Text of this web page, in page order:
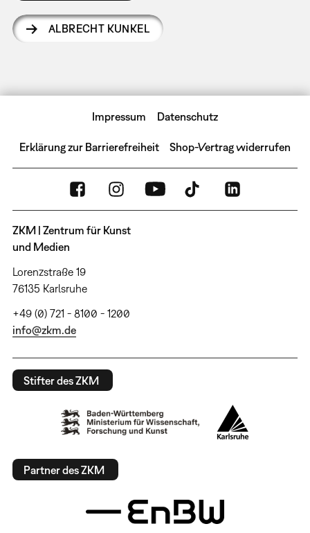
ALBRECHT KUNKEL
Impressum Datenschutz
Erklärung zur Barrierefreiheit Shop-Vertrag widerrufen
ZKM | Zentrum für Kunst
und Medien
Lorenzstraße 19
76135 Karlsruhe
+49 (0) 721 - 8100 - 1200
info@zkm.de
Stifter des ZKM
Partner des ZKM